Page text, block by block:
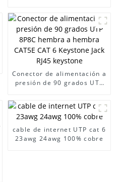
Conector de alimentación a
presión de 90 grados UTP
CAT5E CAT 6 Keystone Jack
RJ45 keystone
cable de internet UTP cat 6
23awg 24awg 100% cobre